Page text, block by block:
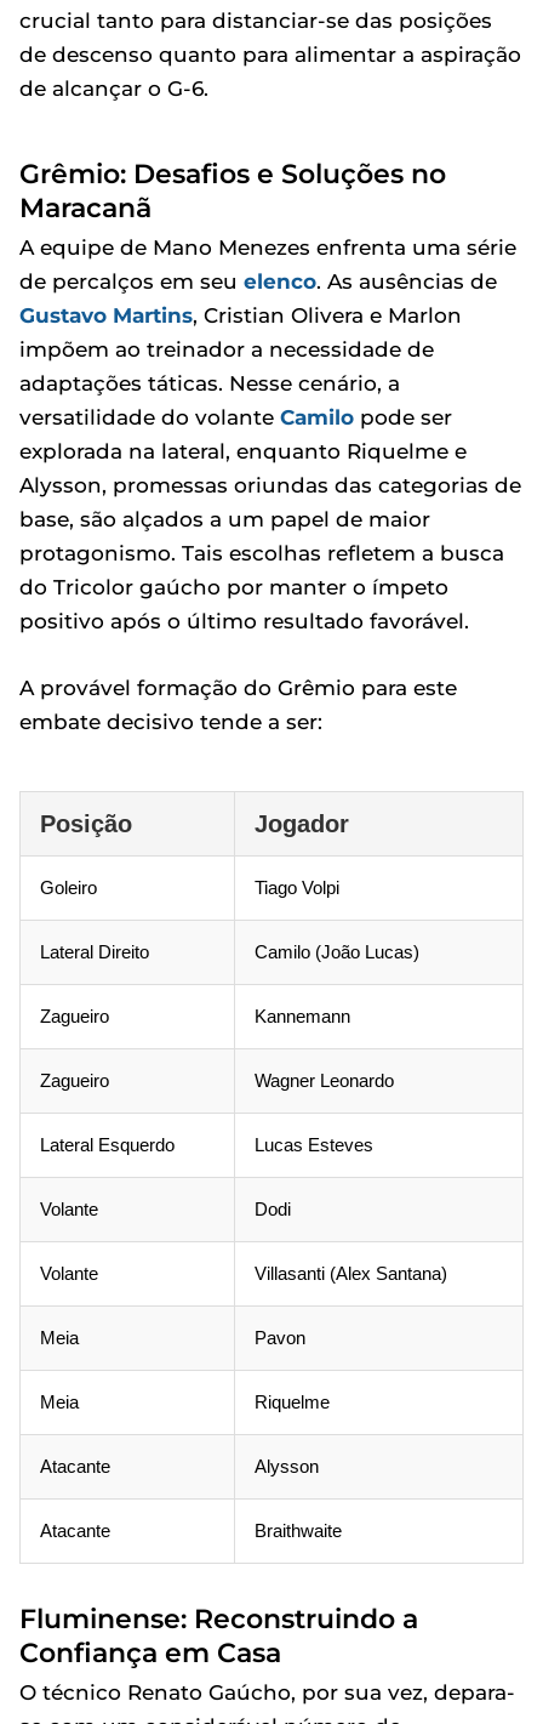
crucial tanto para distanciar-se das posições
de descenso quanto para alimentar a aspiração
de alcançar o G-6.
Grêmio: Desafios e Soluções no
Maracanã
A equipe de Mano Menezes enfrenta uma série
de percalços em seu elenco. As ausências de
Gustavo Martins, Cristian Olivera e Marlon
impõem ao treinador a necessidade de
adaptações táticas. Nesse cenário, a
versatilidade do volante Camilo pode ser
explorada na lateral, enquanto Riquelme e
Alysson, promessas oriundas das categorias de
base, são alçados a um papel de maior
protagonismo. Tais escolhas refletem a busca
do Tricolor gaúcho por manter o ímpeto
positivo após o último resultado favorável.
A provável formação do Grêmio para este
embate decisivo tende a ser:
Posição Jogador
Goleiro Tiago Volpi
Lateral Direito Camilo (João Lucas)
Zagueiro Kannemann
Zagueiro Wagner Leonardo
Lateral Esquerdo Lucas Esteves
Volante Dodi
Volante Villasanti (Alex Santana)
Meia Pavon
Meia Riquelme
Atacante Alysson
Atacante Braithwaite
Fluminense: Reconstruindo a
Confiança em Casa
O técnico Renato Gaúcho, por sua vez, depara-